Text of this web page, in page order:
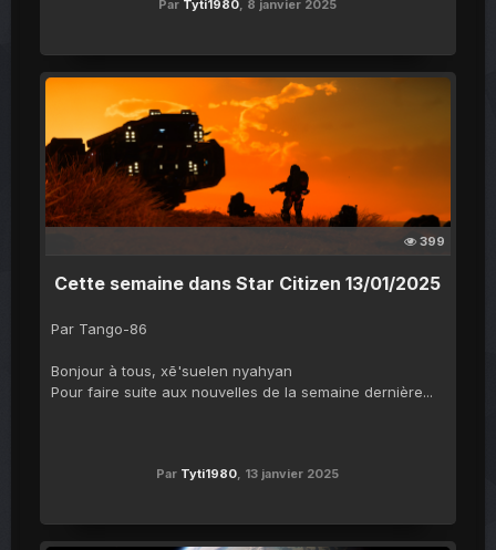
Par Tyti1980, 8 janvier 2025
399
Cette semaine dans Star Citizen 13/01/2025
Par Tango-86
Bonjour à tous, xē'suelen nyahyan
Pour faire suite aux nouvelles de la semaine dernière...
Par Tyti1980, 13 janvier 2025